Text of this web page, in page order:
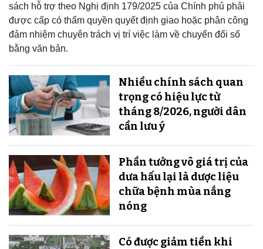
sách hỗ trợ theo Nghị định 179/2025 của Chính phủ phải
được cấp có thẩm quyền quyết định giao hoặc phân công
đảm nhiệm chuyên trách vị trí việc làm về chuyển đổi số
bằng văn bản.
Nhiều chính sách quan
trọng có hiệu lực từ
tháng 8/2026, người dân
cần lưu ý
Phần tưởng vô giá trị của
dưa hấu lại là dược liệu
chữa bệnh mùa nắng
nóng
Có được giảm tiền khi